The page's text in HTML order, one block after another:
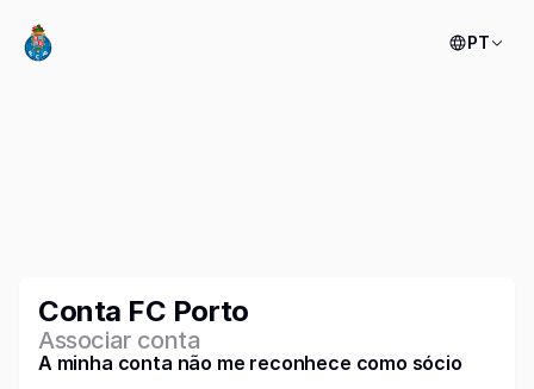
PT
Conta FC Porto
Associar conta
A minha conta não me reconhece como sócio